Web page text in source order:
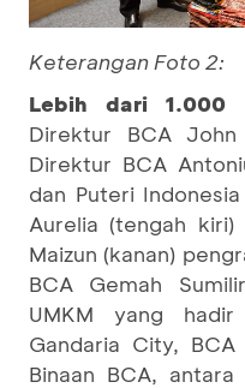
Keterangan Foto 2:
Lebih dari 1.000
Direktur BCA John
Direktur BCA
dan Puteri
Aurelia (tengah
Maizun (kanan)
BCA Gemah
UMKM yang
Gandaria City,
Binaan BCA,